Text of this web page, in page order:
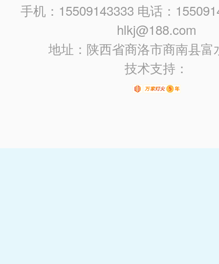
手机：15509143333 电话：
hlkj@188.com
地址：陕西省商洛市商南县富
技术支持：